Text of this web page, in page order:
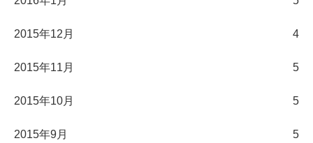
2015年12月 4
2015年11月 5
2015年10月 5
2015年9月 5